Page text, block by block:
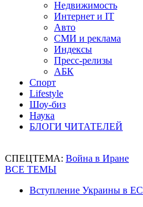
Недвижимость
Интернет и IT
Авто
СМИ и реклама
Индексы
Пресс-релизы
АБК
Спорт
Lifestyle
Шоу-биз
Наука
БЛОГИ ЧИТАТЕЛЕЙ
СПЕЦТЕМА: Война в Иране
ВСЕ ТЕМЫ
Вступление Украины в ЕС